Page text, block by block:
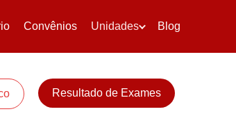
Convênios Unidades Blog
Resultado de Exames